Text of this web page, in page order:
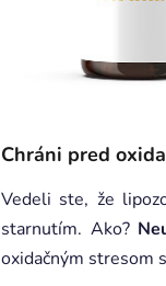
Chráni pred
Vedeli ste, že
starnutím. Ako?
oxidačným stresom